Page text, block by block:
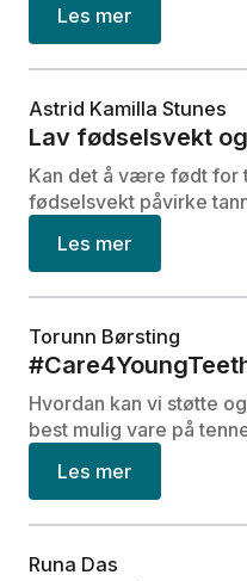
Les mer
Astrid Kamilla Stunes
Lav fødselsvekt
Kan det å være født for
fødselsvekt påvirke
Les mer
Torunn Børsting
Hvordan kan vi støtte
best mulig vare på
Les mer
Runa Das